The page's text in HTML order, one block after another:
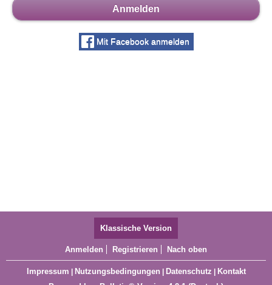
Anmelden
Mit Facebook anmelden
Klassische Version
Anmelden Registrieren Nach oben
Impressum Nutzungsbedingungen Datenschutz
Kontakt